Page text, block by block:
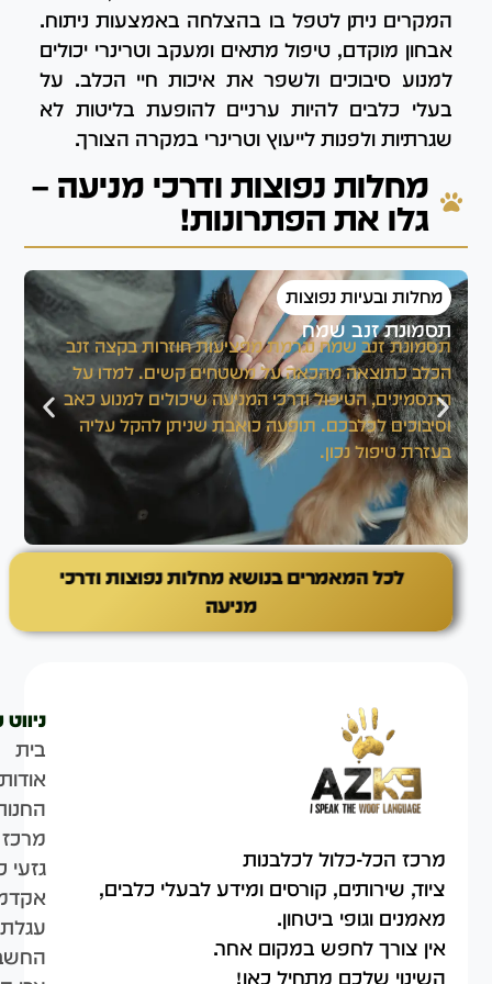
המקרים ניתן לטפל בו בהצלחה באמצעות ניתוח.
אבחון מוקדם, טיפול מתאים ומעקב וטרינרי יכולים
למנוע סיבוכים ולשפר את איכות חיי הכלב. על
בעלי כלבים להיות ערניים להופעת בליטות לא
שגרתיות ולפנות לייעוץ וטרינרי במקרה הצורך.
מחלות נפוצות ודרכי מניעה –
גלו את הפתרונות!
מחלות ובעיות נפוצות
תסמונת זנב שמח
תסמונת זנב שמח נגרמת מפציעות חוזרות בקצה זנב
הכלב כתוצאה מהכאה על משטחים קשים. למדו על
התסמינים, הטיפול ודרכי המניעה שיכולים למנוע כאב
וסיבוכים לכלבכם. תופעה כואבת שניתן להקל עליה
בעזרת טיפול נכון.
לכל המאמרים בנושא מחלות נפוצות ודרכי
מניעה
מרכז הכל-כלול לכלבנות
ציוד, שירותים, קורסים ומידע לבעלי כלבים,
מאמנים וגופי ביטחון.
אין צורך לחפש במקום אחר.
השינוי שלכם מתחיל כאן!
בית
אודות
גזעי
עגלת